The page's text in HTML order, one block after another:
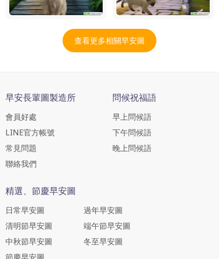
查看更多相關早安圖
早安長輩圖製造所
會員好處
LINE官方帳號
常見問題
聯絡我們
問候祝福語
早上問候語
下午問候語
晚上問候語
精選、節慶早安圖
日常早安圖
過年早安圖
清明節早安圖
端午節早安圖
中秋節早安圖
冬至早安圖